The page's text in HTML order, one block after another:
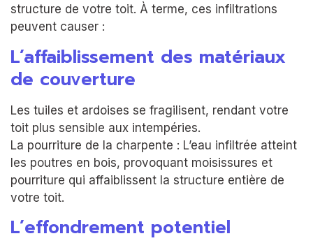
structure de votre toit. À terme, ces infiltrations
peuvent causer :
L’affaiblissement des matériaux
de couverture
Les tuiles et ardoises se fragilisent, rendant votre
toit plus sensible aux intempéries.
La pourriture de la charpente : L’eau infiltrée atteint
les poutres en bois, provoquant moisissures et
pourriture qui affaiblissent la structure entière de
votre toit.
L’effondrement potentiel